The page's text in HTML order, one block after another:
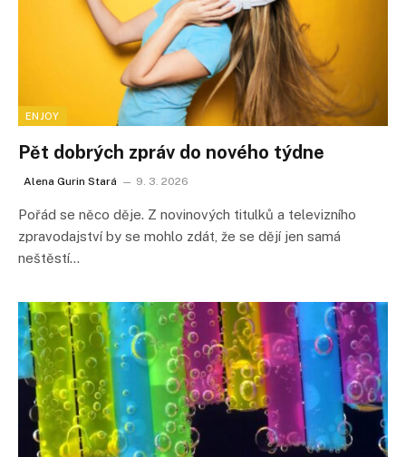
ENJOY
Pět dobrých zpráv do nového týdne
Alena Gurin Stará 9. 3. 2026
Pořád se něco děje. Z novinových titulků a televizního
zpravodajství by se mohlo zdát, že se dějí jen samá
neštěstí…